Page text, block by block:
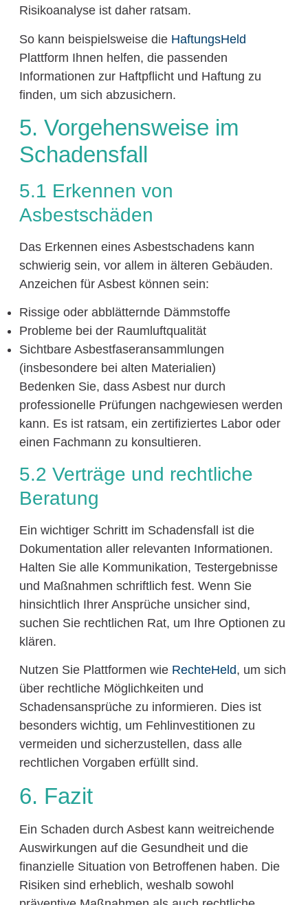
Risikoanalyse ist daher ratsam.
So kann beispielsweise die HaftungsHeld
Plattform Ihnen helfen, die passenden
Informationen zur Haftpflicht und Haftung zu
finden, um sich abzusichern.
5. Vorgehensweise im
Schadensfall
5.1 Erkennen von
Asbestschäden
Das Erkennen eines Asbestschadens kann
schwierig sein, vor allem in älteren Gebäuden.
Anzeichen für Asbest können sein:
Rissige oder abblätternde Dämmstoffe
Probleme bei der Raumluftqualität
Sichtbare Asbestfaseransammlungen
(insbesondere bei alten Materialien)
Bedenken Sie, dass Asbest nur durch
professionelle Prüfungen nachgewiesen werden
kann. Es ist ratsam, ein zertifiziertes Labor oder
einen Fachmann zu konsultieren.
5.2 Verträge und rechtliche
Beratung
Ein wichtiger Schritt im Schadensfall ist die
Dokumentation aller relevanten Informationen.
Halten Sie alle Kommunikation, Testergebnisse
und Maßnahmen schriftlich fest. Wenn Sie
hinsichtlich Ihrer Ansprüche unsicher sind,
suchen Sie rechtlichen Rat, um Ihre Optionen zu
klären.
Nutzen Sie Plattformen wie RechteHeld, um sich
über rechtliche Möglichkeiten und
Schadensansprüche zu informieren. Dies ist
besonders wichtig, um Fehlinvestitionen zu
vermeiden und sicherzustellen, dass alle
rechtlichen Vorgaben erfüllt sind.
6. Fazit
Ein Schaden durch Asbest kann weitreichende
Auswirkungen auf die Gesundheit und die
finanzielle Situation von Betroffenen haben. Die
Risiken sind erheblich, weshalb sowohl